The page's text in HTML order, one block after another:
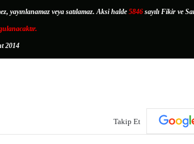
yayınlanamaz veya satılamaz. Aksi halde 5846 sayılı Fikir ve
2014
Takip Et